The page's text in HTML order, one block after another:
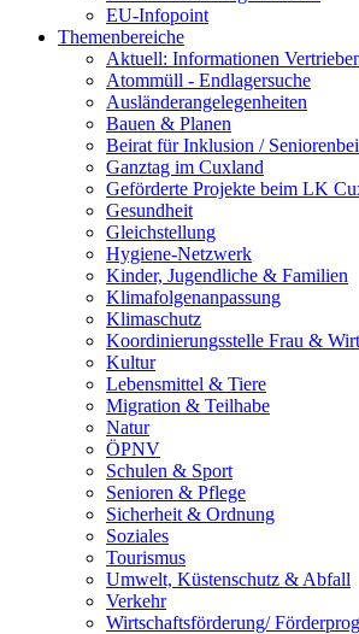
EU-Infopoint
Themenbereiche
Aktuell: Informationen
Atommüll - Endlagersuche
Ausländerangelegenheiten
Bauen & Planen
Beirat für Inklusion /
Ganztag im Cuxland
Geförderte Projekte beim LK
Gesundheit
Gleichstellung
Hygiene-Netzwerk
Kinder, Jugendliche & Familien
Klimafolgenanpassung
Klimaschutz
Koordinierungsstelle Frau &
Kultur
Lebensmittel & Tiere
Migration & Teilhabe
Natur
ÖPNV
Schulen & Sport
Senioren & Pflege
Sicherheit & Ordnung
Soziales
Tourismus
Umwelt, Küstenschutz & Abfall
Verkehr
Wirtschaftsförderung/